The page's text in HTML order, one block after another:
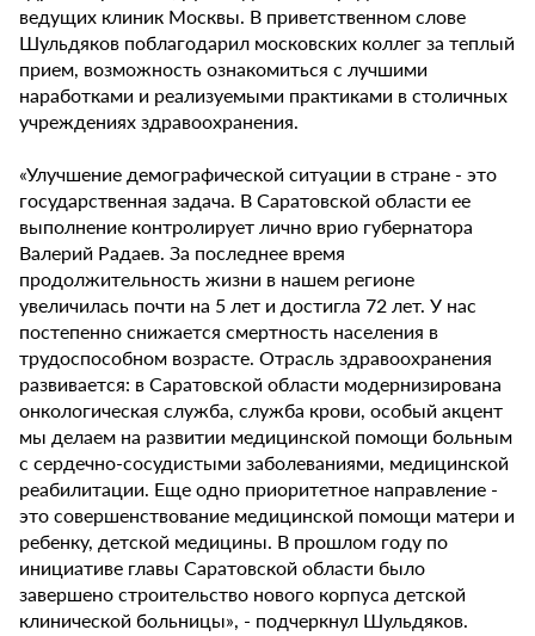
ведущих клиник Москвы. В приветственном слове
Шульдяков поблагодарил московских коллег за теплый
прием, возможность ознакомиться с лучшими
наработками и реализуемыми практиками в столичных
учреждениях здравоохранения.
«Улучшение демографической ситуации в стране - это
государственная задача. В Саратовской области ее
выполнение контролирует лично врио губернатора
Валерий Радаев. За последнее время
продолжительность жизни в нашем регионе
увеличилась почти на 5 лет и достигла 72 лет. У нас
постепенно снижается смертность населения в
трудоспособном возрасте. Отрасль здравоохранения
развивается: в Саратовской области модернизирована
онкологическая служба, служба крови, особый акцент
мы делаем на развитии медицинской помощи больным
с сердечно-сосудистыми заболеваниями, медицинской
реабилитации. Еще одно приоритетное направление -
это совершенствование медицинской помощи матери и
ребенку, детской медицины. В прошлом году по
инициативе главы Саратовской области было
завершено строительство нового корпуса детской
клинической больницы», - подчеркнул Шульдяков.